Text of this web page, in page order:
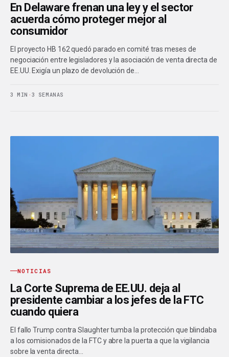
En Delaware frenan una ley y el sector
acuerda cómo proteger mejor al
consumidor
El proyecto HB 162 quedó parado en comité tras meses de
negociación entre legisladores y la asociación de venta directa de
EE.UU. Exigía un plazo de devolución de…
3 MIN · 3 SEMANAS
NOTICIAS
La Corte Suprema de EE.UU. deja al
presidente cambiar a los jefes de la FTC
cuando quiera
El fallo Trump contra Slaughter tumba la protección que blindaba
a los comisionados de la FTC y abre la puerta a que la vigilancia
sobre la venta directa…